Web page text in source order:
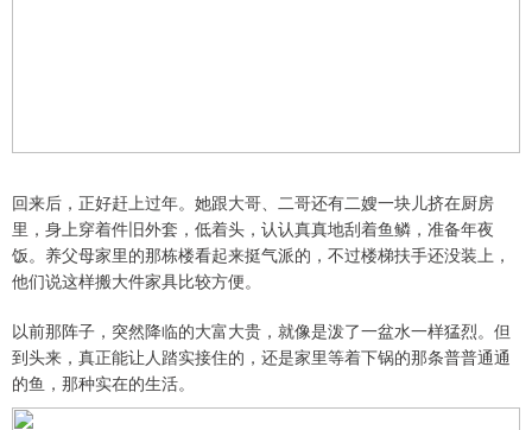
回来后，正好赶上过年。她跟大哥、二哥还有二嫂一块儿挤在厨房
里，身上穿着件旧外套，低着头，认认真真地刮着鱼鳞，准备年夜
饭。养父母家里的那栋楼看起来挺气派的，不过楼梯扶手还没装上，
他们说这样搬大件家具比较方便。
以前那阵子，突然降临的大富大贵，就像是泼了一盆水一样猛烈。但
到头来，真正能让人踏实接住的，还是家里等着下锅的那条普普通通
的鱼，那种实在的生活。